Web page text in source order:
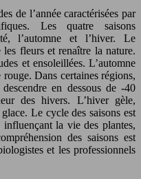
de l’année caractérisées par
Les quatre saisons
l’automne et l’hiver. Le
fleurs et renaître la nature.
et ensoleillées. L’automne
Dans certaines régions,
en dessous de -40
des hivers. L’hiver gèle,
Le cycle des saisons est
la vie des plantes,
des saisons est
et les professionnels